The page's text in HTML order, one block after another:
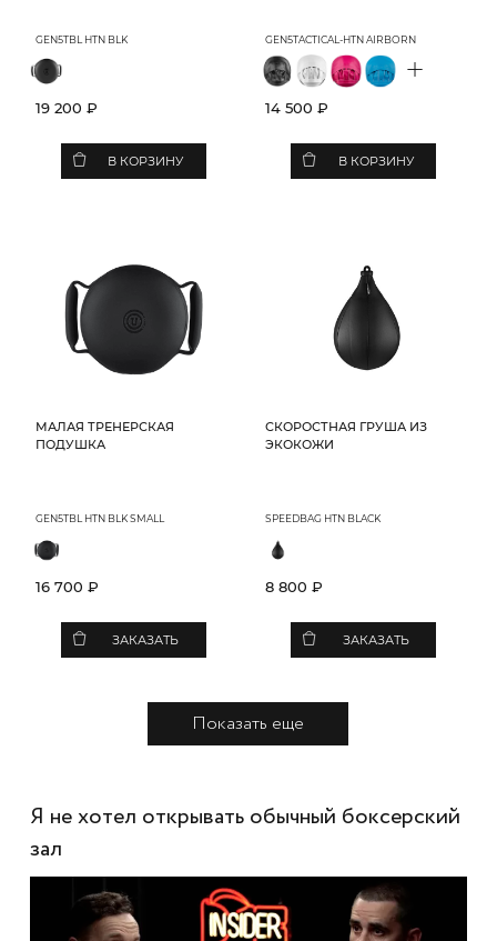
GEN5TBL HTN BLK
19 200 ₽
В КОРЗИНУ
GEN5TACTICAL-HTN AIRBORN
+
14 500 ₽
В КОРЗИНУ
МАЛАЯ ТРЕНЕРСКАЯ
ПОДУШКА
GEN5TBL HTN BLK SMALL
16 700 ₽
ЗАКАЗАТЬ
СКОРОСТНАЯ ГРУША ИЗ
ЭКОКОЖИ
SPEEDBAG HTN BLACK
8 800 ₽
ЗАКАЗАТЬ
Показать еще
Я не хотел открывать обычный боксерский
зал